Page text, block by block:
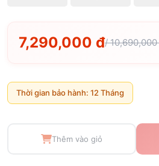
7,290,000 đ/
Thời gian bảo hành: 12 Tháng
Thêm vào giỏ